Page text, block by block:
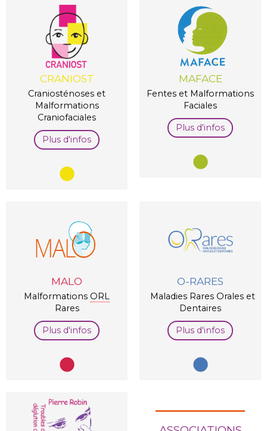
CRANIOST
Craniosténoses et
Malformations
Craniofaciales
Plus d'infos
MAFACE
Fentes et Malformations
Faciales
Plus d'infos
MALO
Malformations ORL
Rares
Plus d'infos
O-RARES
Maladies Rares Orales et
Dentaires
Plus d'infos